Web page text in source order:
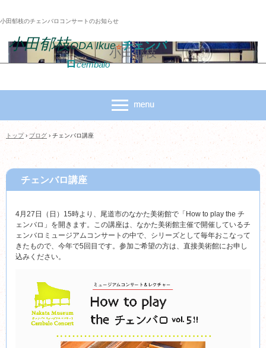
小田郁枝
小田郁枝のチェンバロコンサートのお知らせ
小田郁枝ODA Ikue☆チェンバ
ロcembalo
トップ › ブログ › チェンバロ講座
チェンバロ講座
4月27日（日）15時より、尾道市のなかた美術館で「How to play the チ
ェンバロ」を開きます。この講座は、なかた美術館主催で開催しているチ
ェンバロミュージアムコンサートの中で、シリーズとして毎年おこなって
きたもので、今年で5回目です。参加ご希望の方は、直接美術館にお申し
込みください。